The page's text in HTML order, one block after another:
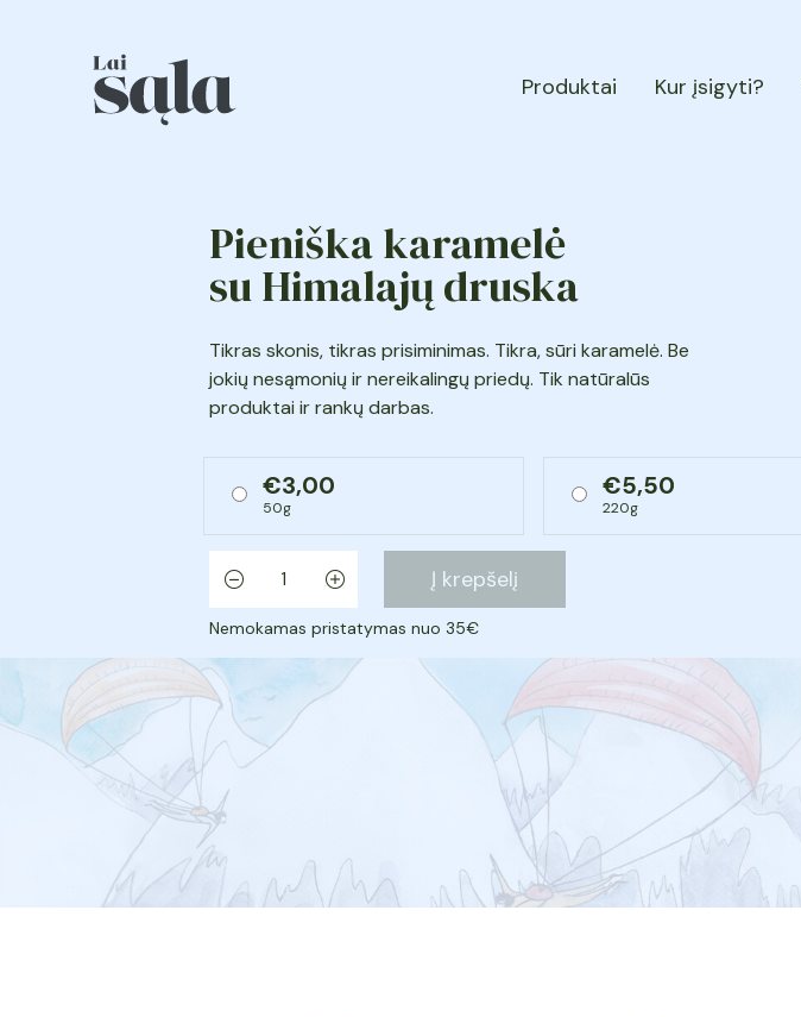
Produktai Kur įsigyti?
Pieniška karamelė
su Himalajų druska
Tikras skonis, tikras prisiminimas. Tikra, sūri karamelė. Be
jokių nesąmonių ir nereikalingų priedų. Tik natūralūs
produktai ir rankų darbas.
50g
€3,00
220g
€5,50
produkto
kiekis:
karamelė
su
Himalajų
Į krepšelį
Nemokamas pristatymas nuo 35€